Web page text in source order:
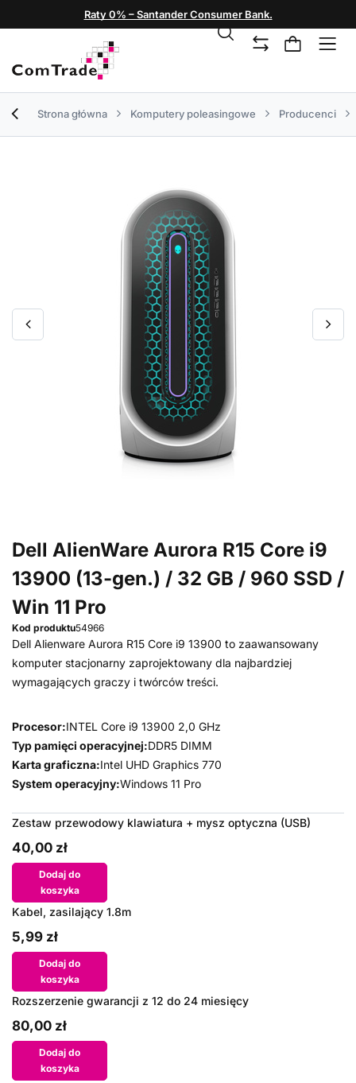
Raty 0% – Santander Consumer Bank.
Strona główna Komputery poleasingowe Producenci
Dell AlienWare Aurora R15 Core i9
13900 (13-gen.) / 32 GB / 960 SSD /
Win 11 Pro
Kod produktu54966
Dell Alienware Aurora R15 Core i9 13900 to zaawansowany
komputer stacjonarny zaprojektowany dla najbardziej
wymagających graczy i twórców treści.
Procesor:INTEL Core i9 13900 2,0 GHz
Typ pamięci operacyjnej:DDR5 DIMM
Karta graficzna:Intel UHD Graphics 770
System operacyjny:Windows 11 Pro
Zestaw przewodowy klawiatura + mysz optyczna (USB)
40,00 zł
Dodaj do
koszyka
Kabel, zasilający 1.8m
5,99 zł
Dodaj do
koszyka
Rozszerzenie gwarancji z 12 do 24 miesięcy
80,00 zł
Dodaj do
koszyka